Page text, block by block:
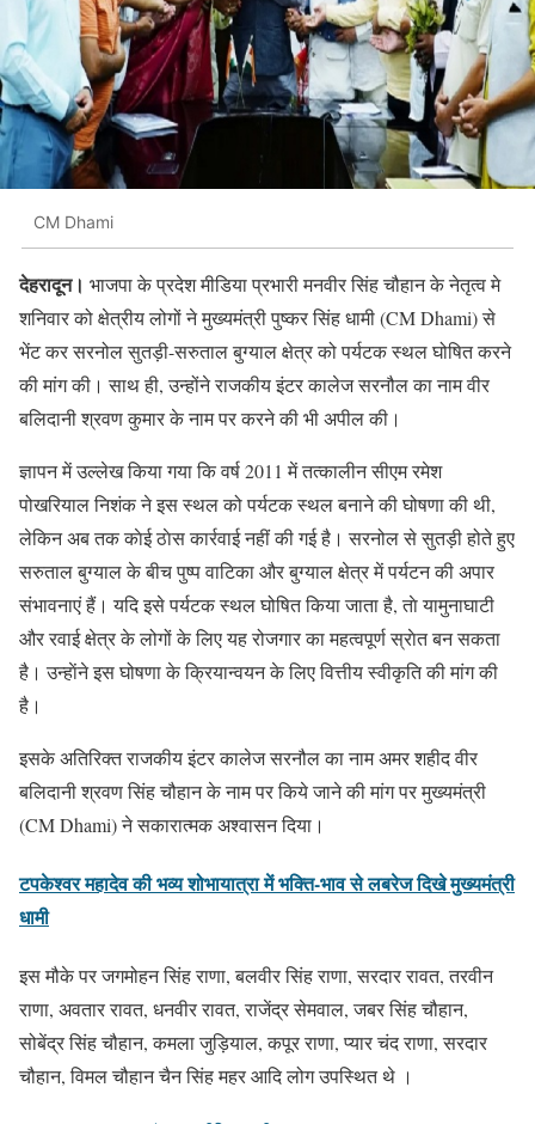
CM Dhami
देहरादून। भाजपा के प्रदेश मीडिया प्रभारी मनवीर सिंह चौहान के नेतृत्व मे
शनिवार को क्षेत्रीय लोगों ने मुख्यमंत्री पुष्कर सिंह धामी (CM Dhami) से
भेंट कर सरनोल सुतड़ी-सरुताल बुग्याल क्षेत्र को पर्यटक स्थल घोषित करने
की मांग की। साथ ही, उन्होंने राजकीय इंटर कालेज सरनौल का नाम वीर
बलिदानी श्रवण कुमार के नाम पर करने की भी अपील की।
ज्ञापन में उल्लेख किया गया कि वर्ष 2011 में तत्कालीन सीएम रमेश
पोखरियाल निशंक ने इस स्थल को पर्यटक स्थल बनाने की घोषणा की थी,
लेकिन अब तक काेई ठाेस कार्रवाई नहीं की गई है। सरनोल से सुतड़ी होते हुए
सरुताल बुग्याल के बीच पुष्प वाटिका और बुग्याल क्षेत्र में पर्यटन की अपार
संभावनाएं हैं। यदि इसे पर्यटक स्थल घोषित किया जाता है, ताे यामुनाघाटी
और रवाई क्षेत्र के लोगों के लिए यह रोजगार का महत्वपूर्ण स्राेत बन सकता
है। उन्हाेंने इस घोषणा के क्रियान्वयन के लिए वित्तीय स्वीकृति की मांग की
है।
इसके अतिरिक्त राजकीय इंटर कालेज सरनौल का नाम अमर शहीद वीर
बलिदानी श्रवण सिंह चौहान के नाम पर किये जाने की मांग पर मुख्यमंत्री
(CM Dhami) ने सकारात्मक अश्वासन दिया।
टपकेश्वर महादेव की भव्य शोभायात्रा में भक्ति-भाव से लबरेज दिखे मुख्यमंत्री
धामी
इस मौके पर जगमोहन सिंह राणा, बलवीर सिंह राणा, सरदार रावत, तरवीन
राणा, अवतार रावत, धनवीर रावत, राजेंद्र सेमवाल, जबर सिंह चौहान,
सोबेंद्र सिंह चौहान, कमला जुड़ियाल, कपूर राणा, प्यार चंद राणा, सरदार
चौहान, विमल चौहान चैन सिंह महर आदि लोग उपस्थित थे ।